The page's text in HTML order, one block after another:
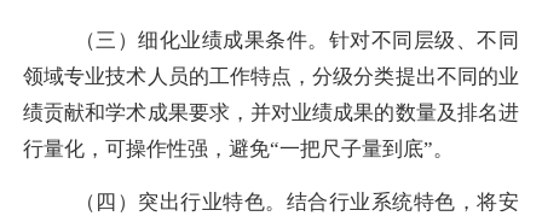
（三）细化业绩成果条件。针对不同层级、不同
领域专业技术人员的工作特点，分级分类提出不同的业
绩贡献和学术成果要求，并对业绩成果的数量及排名进
行量化，可操作性强，避免“一把尺子量到底”。
（四）突出行业特色。 结合行业系统特色，将安